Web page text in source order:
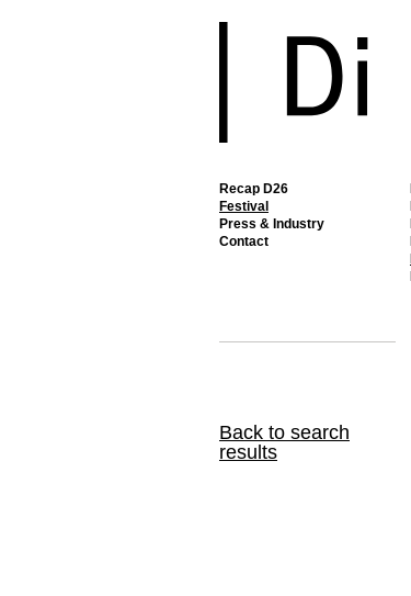
Recap D26
Festival
Press & Industry
Contact
Back to search
results